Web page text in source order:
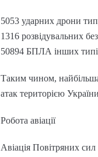
5053 ударних дрони
1316 розвідувальних
50894 БПЛА інших
Таким чином,
атак територією
Робота авіації
Авіація Повітряних